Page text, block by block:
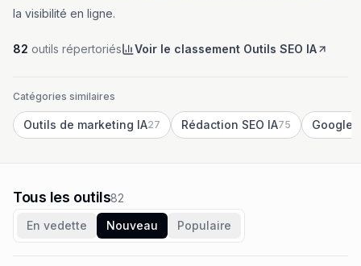
la visibilité en ligne.
82 outils répertoriés Voir le classement Outils SEO IA
Catégories similaires
Outils de marketing IA27 Rédaction SEO IA75 Google
Tous les outils82
En vedette
Nouveau Populaire